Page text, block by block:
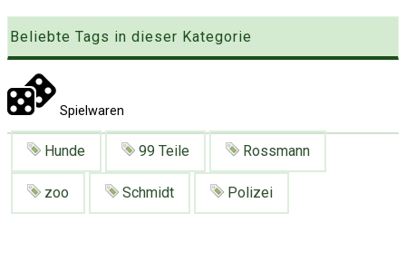
Beliebte Tags in dieser Kategorie
Spielwaren
Hunde 99 Teile Rossmann
zoo Schmidt Polizei